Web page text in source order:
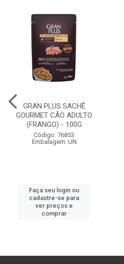
GRAN PLUS SACHÊ
GOURMET CÃO ADULTO
(FRANGO) - 100G
Código: 76853
Embalagem: UN
Faça seu login ou
cadastre-se para
ver preços e
comprar